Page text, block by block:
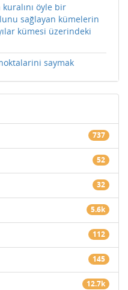
öyle bir
sağlayan kümelerin
kümesi üzerindeki
saymak
737
52
32
5.6k
112
145
12.7k